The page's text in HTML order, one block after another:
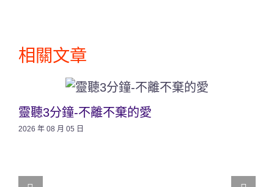
相關文章
靈聽3分鐘-不離不棄的愛
2026 年 08 月 05 日